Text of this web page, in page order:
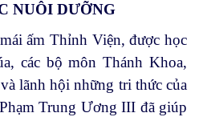
NUÔI DƯỠNG
ấm Thỉnh Viện, được học
các bộ môn Thánh Khoa,
lãnh hội những tri thức của
Trung Ương III đã giúp